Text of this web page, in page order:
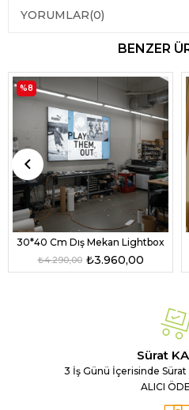
YORUMLAR(0)
BENZER
30*40 Cm Dış Mekan Lightbox
₺3.960,00
₺4.290,00
%8
Sürat
3 İş Günü İçerisinde
ALICI